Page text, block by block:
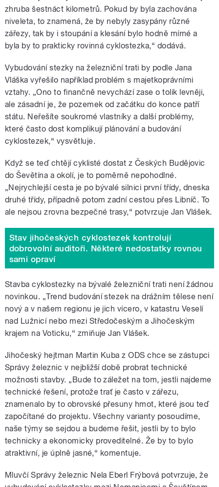
zhruba šestnáct kilometrů. Pokud by byla zachována
niveleta, to znamená, že by nebyly zasypány různé
zářezy, tak by i stoupání a klesání bylo hodně mírné a
byla by to prakticky rovinná cyklostezka,“ dodává.
Vybudování stezky na železniční trati by podle Jana
Vláška vyřešilo například problém s majetkoprávními
vztahy. „Ono to finančně nevychází zase o tolik levněji,
ale zásadní je, že pozemek od začátku do konce patří
státu. Neřešíte soukromé vlastníky a další problémy,
které často dost komplikují plánování a budování
cyklostezek,“ vysvětluje.
Když se teď chtějí cyklisté dostat z Českých Budějovic
do Ševětína a okolí, je to poměrně nepohodlné.
„Nejrychlejší cesta je po bývalé silnici první třídy, dneska
druhé třídy, případně potom zadní cestou přes Libníč. To
ale nejsou zrovna bezpečné trasy,“ potvrzuje Jan Vlášek.
Stav jihočeských cyklostezek kontrolují
dobrovolní auditoři. Některé nedostatky rovnou
sami opraví
Stavba cyklostezky na bývalé železniční trati není žádnou
novinkou. „Trend budování stezek na drážním tělese není
nový a v našem regionu je jich vícero, v katastru Veselí
nad Lužnicí nebo mezi Středočeským a Jihočeským
krajem na Voticku,“ zmiňuje Jan Vlášek.
Jihočeský hejtman Martin Kuba z ODS chce se zástupci
Správy železnic v nejbližší době probrat technické
možnosti stavby. „Bude to záležet na tom, jestli najdeme
technické řešení, protože trať je často v zářezu,
znamenalo by to obrovské přesuny hmot, které jsou teď
započítané do projektu. Všechny varianty posoudíme,
naše týmy se sejdou a budeme řešit, jestli by to bylo
technicky a ekonomicky proveditelné. Že by to bylo
atraktivní, je úplně jasné,“ komentuje.
Mluvčí Správy železnic Nela Eberl Frýbová potvrzuje, že